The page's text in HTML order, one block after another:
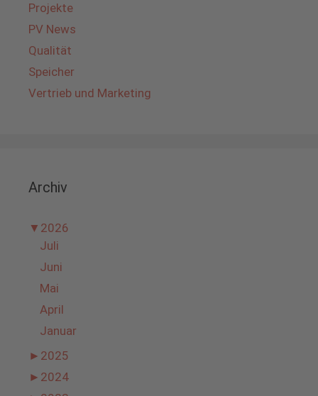
Projekte
PV News
Qualität
Speicher
Vertrieb und Marketing
Archiv
▼ 2026
Juli
Juni
Mai
April
Januar
► 2025
► 2024